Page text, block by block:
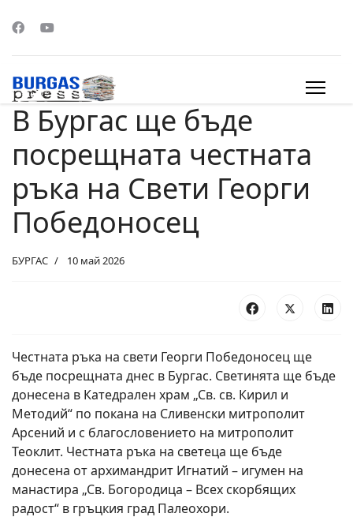
В Бургас ще бъде
посрещната честната
ръка на Свети Георги
Победоносец
БУРГАС 10 май 2026
Честната ръка на свети Георги Победоносец ще
бъде посрещната днес в Бургас. Светинята ще бъде
донесена в Катедрален храм „Св. св. Кирил и
Методий“ по покана на Сливенски митрополит
Арсений и с благословението на митрополит
Теоклит. Честната ръка на светеца ще бъде
донесена от архимандрит Игнатий – игумен на
манастира „Св. Богородица – Всех скорбящих
радост“ в гръцкия град Палеохори.